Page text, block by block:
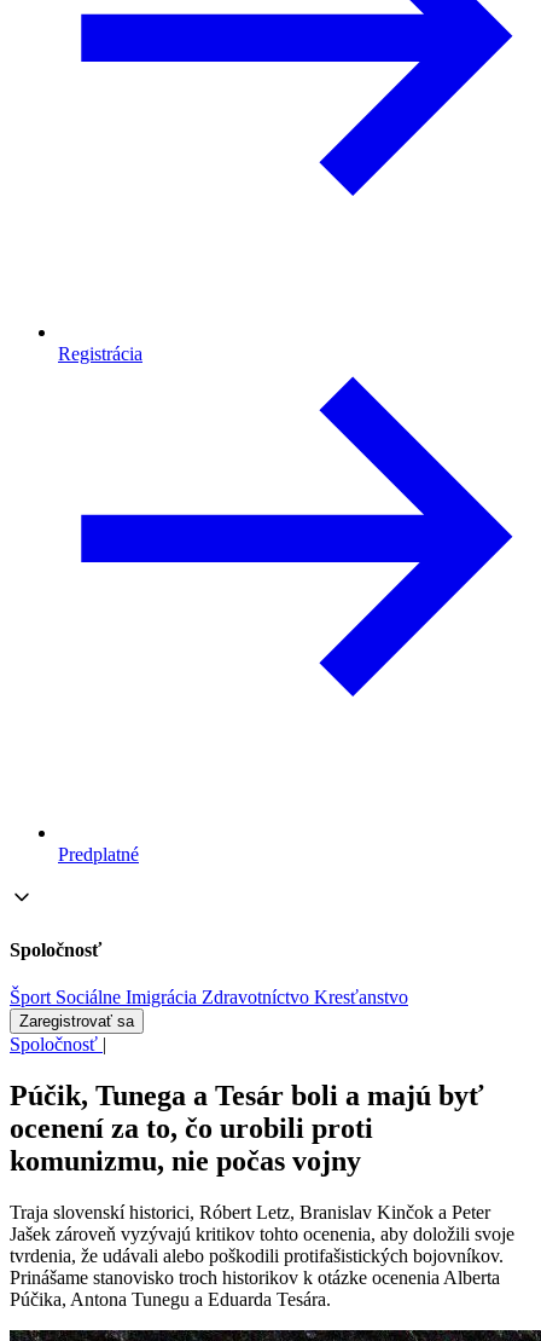
Registrácia
Predplatné
Spoločnosť
Šport Sociálne Imigrácia Zdravotníctvo Kresťanstvo
Zaregistrovať sa
Spoločnosť |
Púčik, Tunega a Tesár boli a majú byť
ocenení za to, čo urobili proti
komunizmu, nie počas vojny
Traja slovenskí historici, Róbert Letz, Branislav Kinčok a Peter
Jašek zároveň vyzývajú kritikov tohto ocenenia, aby doložili svoje
tvrdenia, že udávali alebo poškodili protifašistických bojovníkov.
Prinášame stanovisko troch historikov k otázke ocenenia Alberta
Púčika, Antona Tunegu a Eduarda Tesára.